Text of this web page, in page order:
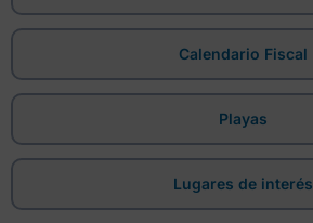
Calendario Fiscal
Playas
Lugares de interés